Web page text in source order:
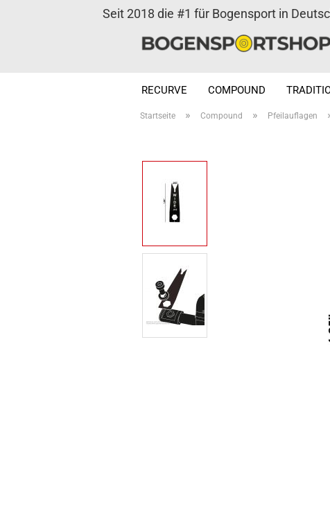
Seit 2018 die #1 für Bogensport in
RECURVE COMPOUND
Startseite » Compound » Pfeilauflagen